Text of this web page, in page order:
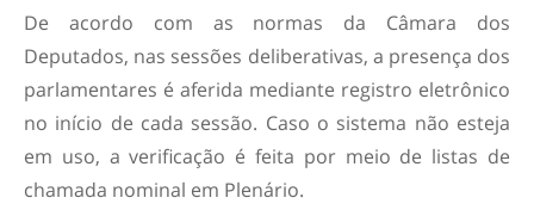
De acordo com as normas da Câmara dos
Deputados, nas sessões deliberativas, a presença dos
parlamentares é aferida mediante registro eletrônico
no início de cada sessão. Caso o sistema não esteja
em uso, a verificação é feita por meio de listas de
chamada nominal em Plenário.